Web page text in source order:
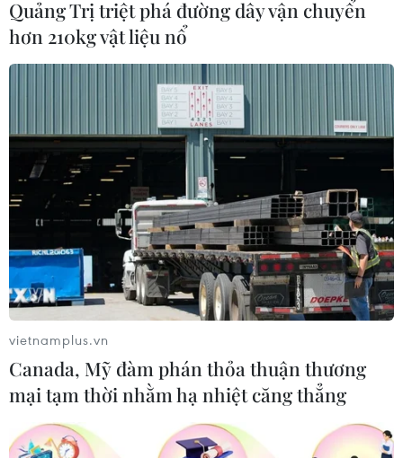
Quảng Trị triệt phá đường dây vận chuyển
hơn 210kg vật liệu nổ
vietnamplus.vn
Canada, Mỹ đàm phán thỏa thuận thương
mại tạm thời nhằm hạ nhiệt căng thẳng